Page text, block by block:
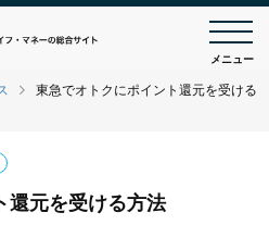
メニュー
東急でオトクにポイント還元を受ける
還元を受ける方法